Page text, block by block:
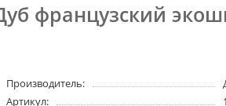
французский
Производитель:
Артикул: